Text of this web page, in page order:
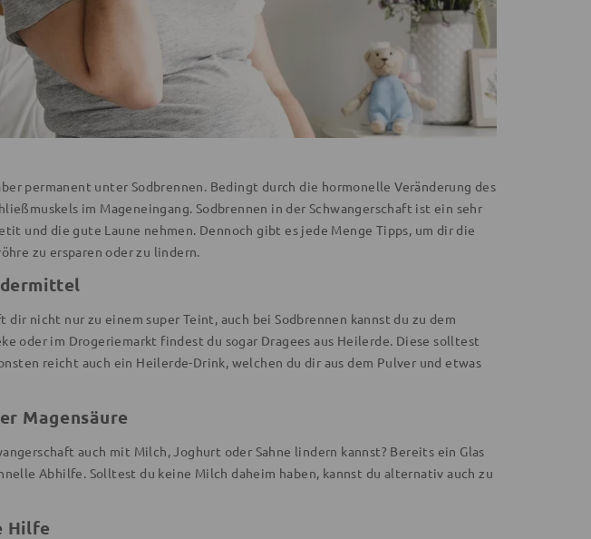
permanent unter Sodbrennen. Bedingt durch die hormonelle Veränderung des
im Mageneingang. Sodbrennen in der Schwangerschaft ist ein sehr
und die gute Laune nehmen. Dennoch gibt es jede Menge Tipps, um dir die
zu ersparen oder zu lindern.
nicht nur zu einem super Teint, auch bei Sodbrennen kannst du zu dem
oder im Drogeriemarkt findest du sogar Dragees aus Heilerde. Diese solltest
reicht auch ein Heilerde-Drink, welchen du dir aus dem Pulver und etwas
Magensäure
auch mit Milch, Joghurt oder Sahne lindern kannst? Bereits ein Glas
Abhilfe. Solltest du keine Milch daheim haben, kannst du alternativ auch zu
Hilfe